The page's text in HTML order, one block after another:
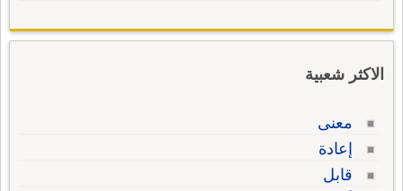
الاكثر شعبية
معنى
إعادة
قابل